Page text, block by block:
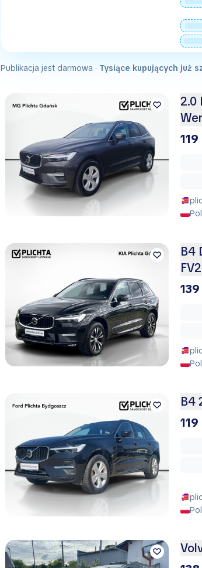
Publikacja jest darmowa · Tysiące kupujących już
2.0
B4
B4